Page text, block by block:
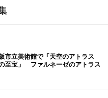
市立美術館で「天空のアトラス
至宝」 ファルネーゼのアトラス